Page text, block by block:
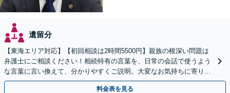
遺留分
【東海エリア対応】【初回相談は2時間5500円】親族の根深い問題は
弁護士にご相談ください！相続特有の言葉を、日常の会話で使うよう
な言葉に言い換えて、分かりやすくご説明。大変なお気持ちに寄り添
い、納得できる解決を目指します
料金表を見る